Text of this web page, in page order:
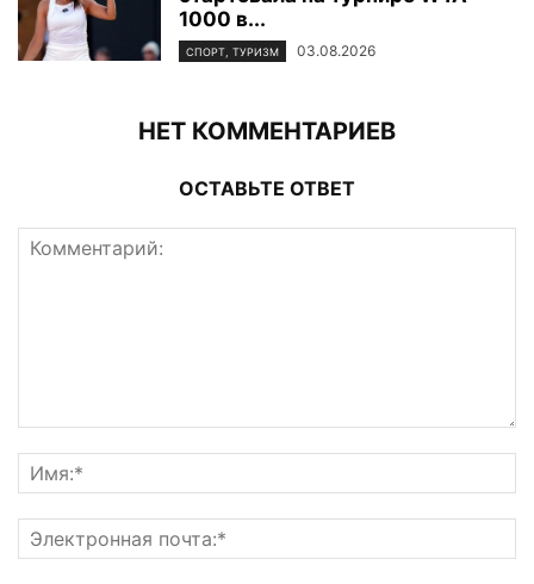
1000 в...
СПОРТ, ТУРИЗМ 03.08.2026
НЕТ КОММЕНТАРИЕВ
ОСТАВЬТЕ ОТВЕТ